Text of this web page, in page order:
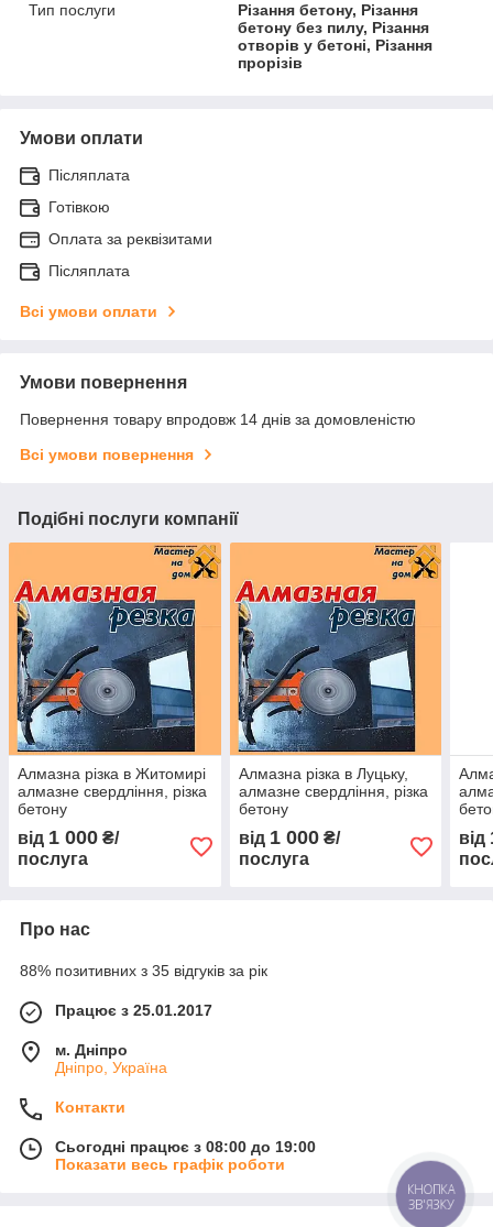
Тип послуги
Різання бетону, Різання
бетону без пилу, Різання
отворів у бетоні, Різання
прорізів
Умови оплати
Післяплата
Готівкою
Оплата за реквізитами
Післяплата
Всі умови оплати
Умови повернення
Повернення товару впродовж 14 днів за домовленістю
Всі умови повернення
Подібні послуги компанії
Алмазна різка в Житомирі
алмазне свердління, різка
бетону
від 1 000 ₴/
послуга
Алмазна різка в Луцьку,
алмазне свердління, різка
бетону
від 1 000₴/
послуга
від
Про нас
88% позитивних з 35 відгуків за рік
Працює з 25.01.2017
м. Дніпро
Дніпро, Україна
Контакти
Сьогодні працює з 08:00 до 19:00
Показати весь графік роботи
КНОПКА
ЗВ'ЯЗКУ